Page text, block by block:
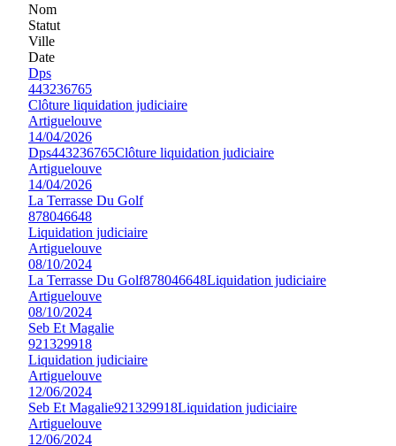
Nom
Statut
Ville
Date
Dps
443236765
Clôture liquidation judiciaire
Artiguelouve
14/04/2026
Dps443236765Clôture liquidation judiciaire
Artiguelouve
14/04/2026
La Terrasse Du Golf
878046648
Liquidation judiciaire
Artiguelouve
08/10/2024
La Terrasse Du Golf878046648Liquidation judiciaire
Artiguelouve
08/10/2024
Seb Et Magalie
921329918
Liquidation judiciaire
Artiguelouve
12/06/2024
Seb Et Magalie921329918Liquidation judiciaire
Artiguelouve
12/06/2024